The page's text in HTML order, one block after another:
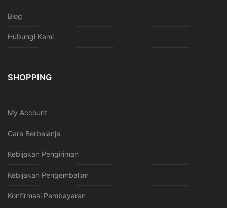
Blog
Hubungi Kami
SHOPPING
My Account
Cara Berbelanja
Kebijakan Pengiriman
Kebijakan Pengembalian
Konfirmasi Pembayaran